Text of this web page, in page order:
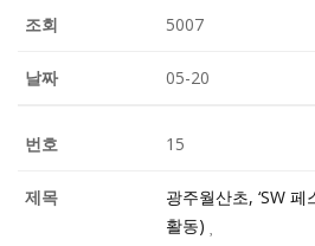
5007
05-20
15
광주월산초, ‘SW 페
활동)